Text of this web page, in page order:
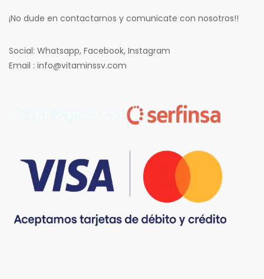
¡No dude en contactarnos y comunicate con nosotros!!
Social: Whatsapp, Facebook, Instagram
Email : info@vitaminssv.com